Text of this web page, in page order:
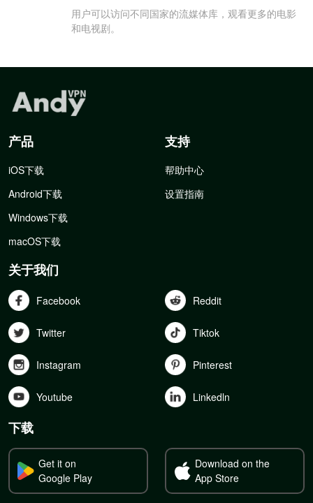
用户可以访问不同国家的流媒体库，观看更多的电影
和电视剧。
产品
iOS下载
Android下载
Windows下载
macOS下载
支持
帮助中心
设置指南
关于我们
Facebook Reddit
Twitter Tiktok
Instagram Pinterest
Youtube Linkedln
下载
Get it on
Google Play
Download on the
App Store